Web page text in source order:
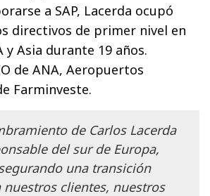
a SAP, Lacerda ocupó
directivos de primer nivel en
y Asia durante 19 años.
de ANA, Aeropuertos
Farminveste.
de Carlos Lacerda
del sur de Europa,
una transición
nuestros clientes, nuestros